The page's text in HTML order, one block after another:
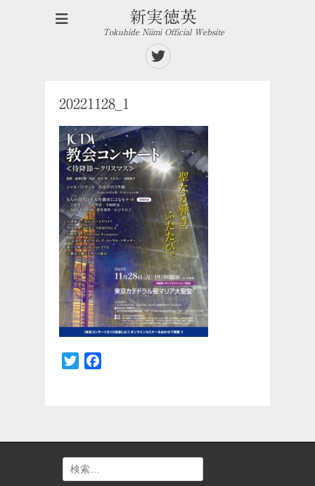
新実徳英
Tokuhide Niimi Official Website
Twitter
20221128_1
Twitter
索: